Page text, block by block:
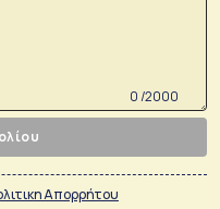
0 /2000
Απορρήτου